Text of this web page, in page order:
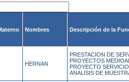
Nombres Descripción de la
HERNAN
PRESTACION DE
PROYECTOS
PROYECTO
ANALISIS DE